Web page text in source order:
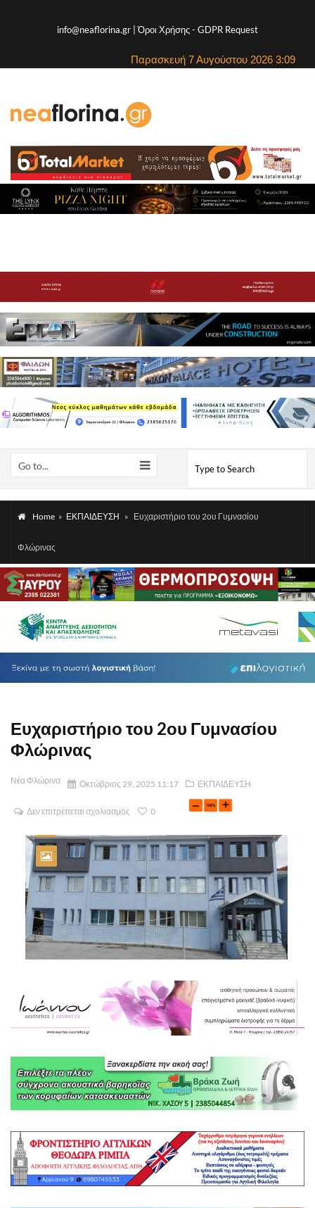
info@neaflorina.gr |Όροι Χρήσης- GDPR Request
Παρασκευή 7 Αυγούστου 2026 3:09
Go to...
Home » ΕΚΠΑΙΔΕΥΣΗ » Ευχαριστήριο του 2ου Γυμνασίου
Φλώρινας
Ευχαριστήριο του 2ου Γυμνασίου
Φλώρινας
Νέα Φλώρινα Οκτώβριος 29, 2025 11:17 ΕΚΠΑΙΔΕΥΣΗ
Δεν επιτρέπεται σχολιασμός 0